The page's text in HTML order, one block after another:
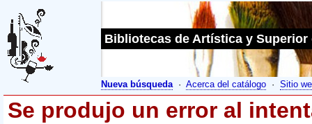
Bibliotecas de Artística y Superior
Nueva búsqueda· Acerca del catálogo · Sitio
Se produjo un error al